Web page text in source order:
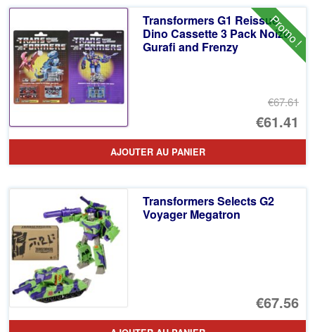
Promo !
Transformers G1 Reissue
Dino Cassette 3 Pack Noizu,
Gurafi and Frenzy
€67.61
€61.41
Le
AJOUTER AU PANIER
Transformers Selects G2
Voyager Megatron
€67.56